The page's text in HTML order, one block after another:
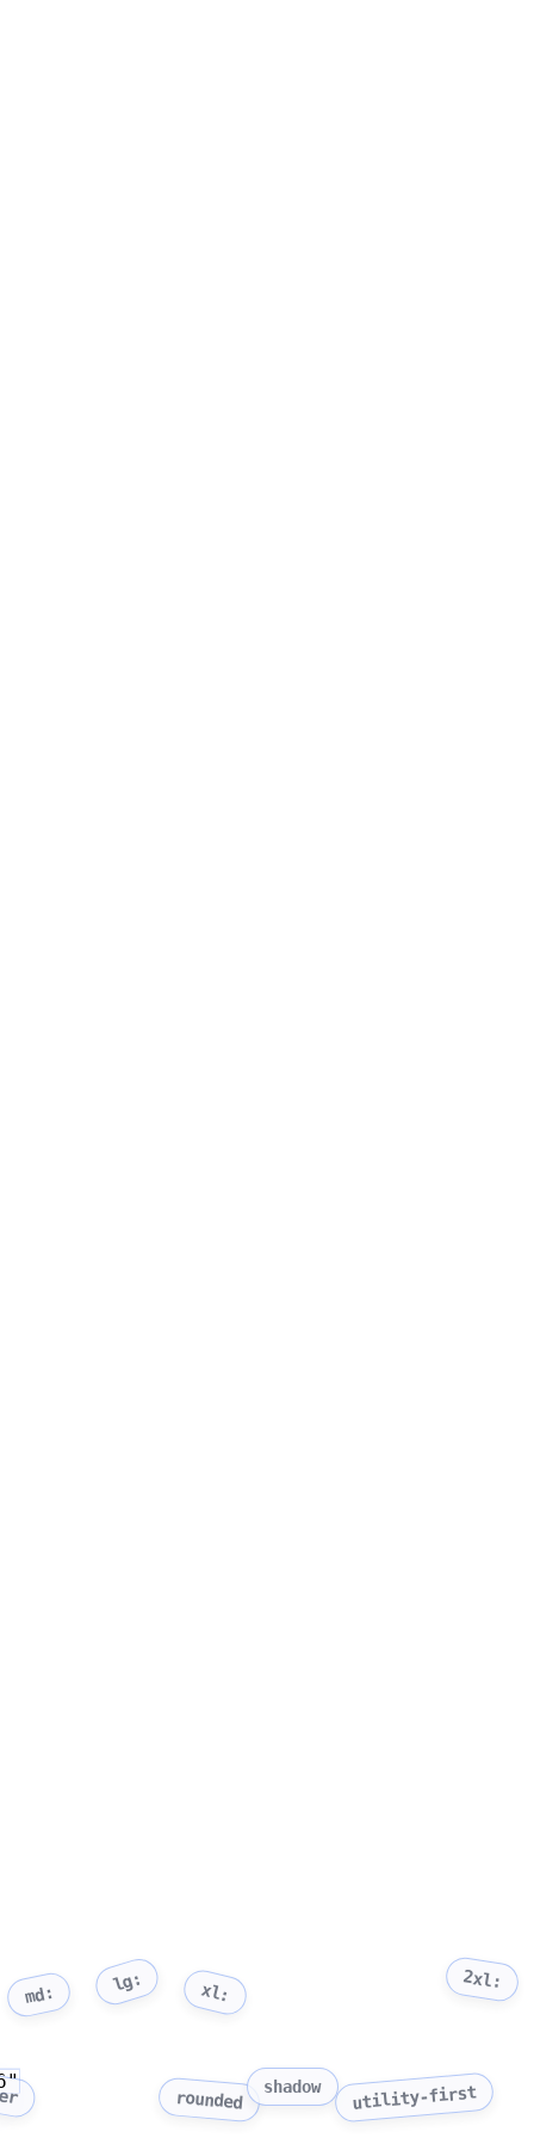
md: lg: xl:
2xl:
rounded
shadow utility-first